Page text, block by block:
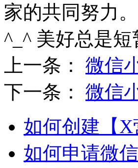
家的共同努力。
^_^ 美好总是
上一条： 微信
下一条： 微信
如何创建【
如何申请微